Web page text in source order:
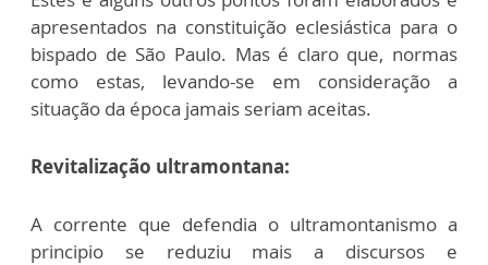
apresentados na constituição eclesiástica para o
bispado de São Paulo. Mas é claro que, normas
como estas, levando-se em consideração a
situação da época jamais seriam aceitas.
Revitalização ultramontana:
A corrente que defendia o ultramontanismo a
principio se reduziu mais a discursos e